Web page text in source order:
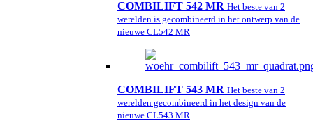
COMBILIFT 542 MR Het beste van 2
werelden is gecombineerd in het ontwerp van de
nieuwe CL542 MR
COMBILIFT 543 MR Het beste van 2
werelden gecombineerd in het design van de
nieuwe CL543 MR